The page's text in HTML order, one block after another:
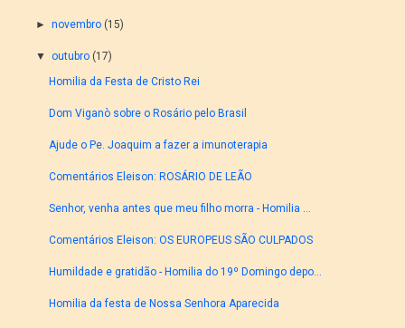
► novembro (15)
▼ outubro (17)
Homilia da Festa de Cristo Rei
Dom Viganò sobre o Rosário pelo Brasil
Ajude o Pe. Joaquim a fazer a imunoterapia
Comentários Eleison: ROSÁRIO DE LEÃO
Senhor, venha antes que meu filho morra - Homilia ...
Comentários Eleison: OS EUROPEUS SÃO CULPADOS
Humildade e gratidão - Homilia do 19º Domingo depo...
Homilia da festa de Nossa Senhora Aparecida